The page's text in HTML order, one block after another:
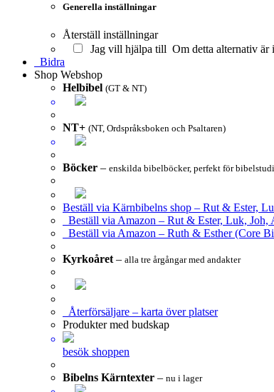
Generella inställningar
Återställ inställningar
Jag vill hjälpa till Om detta alternativ är
Bidra
Shop Webshop
Helbibel (GT & NT)
NT+ (NT, Ordspråksboken och Psaltaren)
Böcker – enskilda bibelböcker, perfekt för
Beställ via Kärnbibelns shop – Rut & Ester,
Beställ via Amazon – Rut & Ester, Luk, Joh,
Beställ via Amazon – Ruth & Esther (Core
Kyrkoåret – alla tre årgångar med andakter
Återförsäljare – karta över platser
Produkter med budskap
besök shoppen
Bibelns Kärntexter – nu i lager